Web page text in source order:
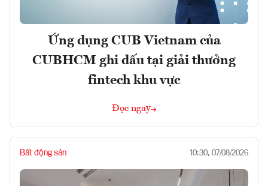
Ứng dụng CUB Vietnam của
CUBHCM ghi dấu tại giải thưởng
fintech khu vực
Đọc ngay
Bất động sản 10:30, 07/08/2026